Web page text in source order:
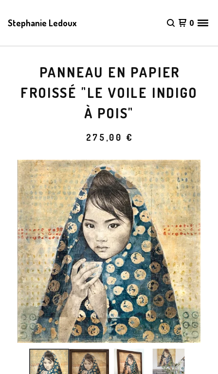
Stephanie Ledoux 0
PANNEAU EN PAPIER
FROISSÉ "LE VOILE INDIGO
À POIS"
275,00 €